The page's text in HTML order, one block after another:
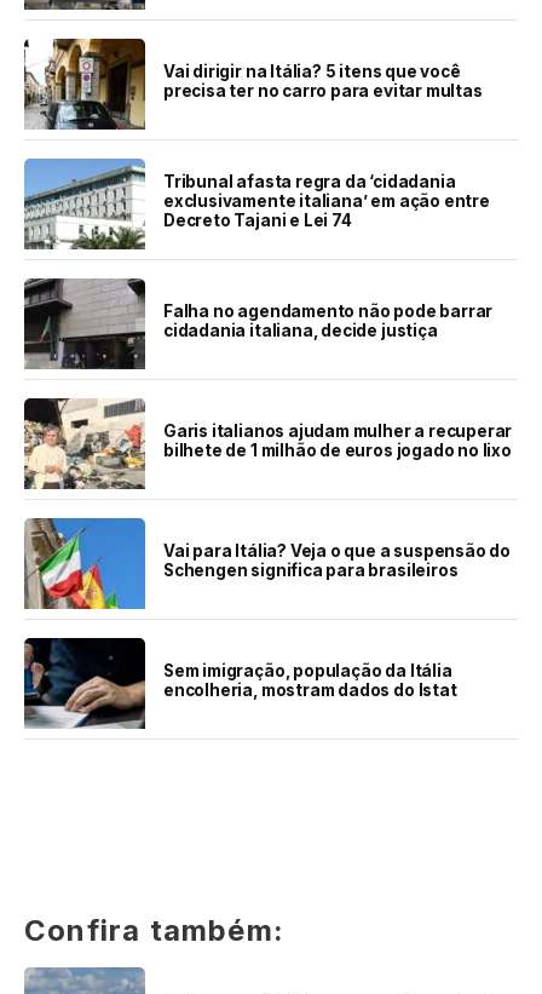
Vai dirigir na Itália? 5 itens que você
precisa ter no carro para evitar multas
Tribunal afasta regra da ‘cidadania
exclusivamente italiana’ em ação entre
Decreto Tajani e Lei 74
Falha no agendamento não pode barrar
cidadania italiana, decide justiça
Garis italianos ajudam mulher a recuperar
bilhete de 1 milhão de euros jogado no lixo
Vai para Itália? Veja o que a suspensão do
Schengen significa para brasileiros
Sem imigração, população da Itália
encolheria, mostram dados do Istat
Confira também: